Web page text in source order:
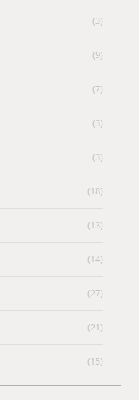
(3)
(9)
(7)
(3)
(3)
(18)
(13)
(14)
(27)
(21)
(15)